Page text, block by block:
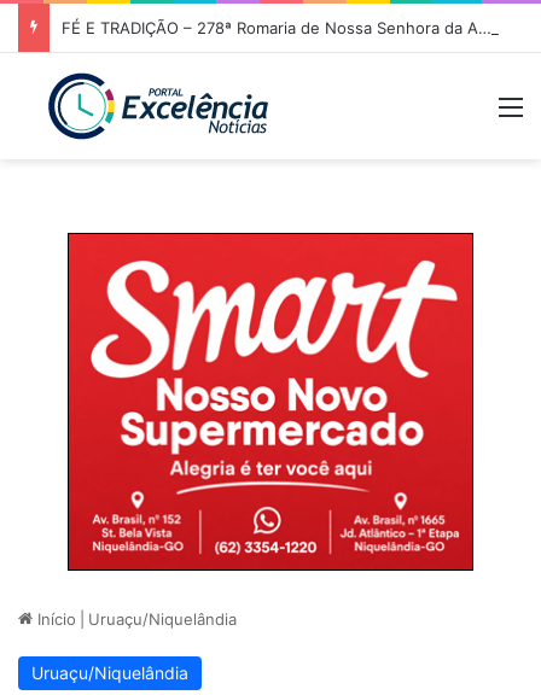
FÉ E TRADIÇÃO – 278ª Romaria de Nossa Senhora da Abadia do Muquém tem início em Niquelândia
Início Uruaçu/Niquelândia
Uruaçu/Niquelândia